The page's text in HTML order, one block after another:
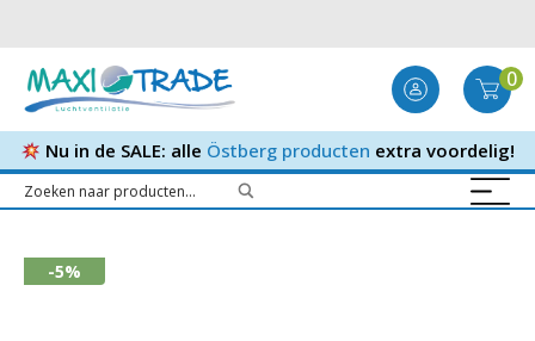
0
Nu in de SALE: alle Östberg producten extra voordelig!
-5%